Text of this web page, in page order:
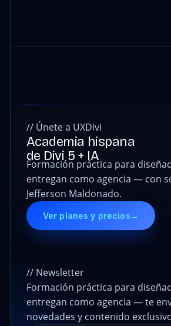
// Únete a UXDivi
Academia hispana
de Divi 5 + IA
Formación práctica para
entregan como agencia — con
Jefferson Maldonado.
Ver planes y precios →
// Newsletter
Formación práctica para
entregan como agencia — te
novedades y contenido